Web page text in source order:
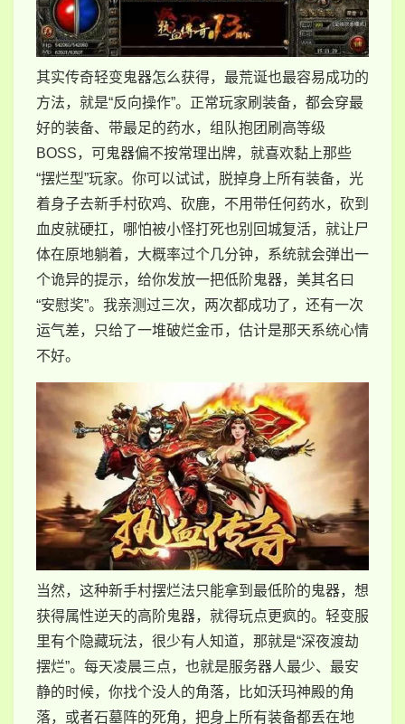
其实传奇轻变鬼器怎么获得，最荒诞也最容易成功的
方法，就是“反向操作”。正常玩家刷装备，都会穿最
好的装备、带最足的药水，组队抱团刷高等级
BOSS，可鬼器偏不按常理出牌，就喜欢黏上那些
“摆烂型”玩家。你可以试试，脱掉身上所有装备，光
着身子去新手村砍鸡、砍鹿，不用带任何药水，砍到
血皮就硬扛，哪怕被小怪打死也别回城复活，就让尸
体在原地躺着，大概率过个几分钟，系统就会弹出一
个诡异的提示，给你发放一把低阶鬼器，美其名曰
“安慰奖”。我亲测过三次，两次都成功了，还有一次
运气差，只给了一堆破烂金币，估计是那天系统心情
不好。
当然，这种新手村摆烂法只能拿到最低阶的鬼器，想
获得属性逆天的高阶鬼器，就得玩点更疯的。轻变服
里有个隐藏玩法，很少有人知道，那就是“深夜渡劫
摆烂”。每天凌晨三点，也就是服务器人最少、最安
静的时候，你找个没人的角落，比如沃玛神殿的角
落，或者石墓阵的死角，把身上所有装备都丢在地